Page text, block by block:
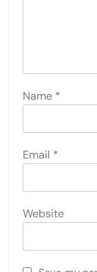
Name *
Email *
Website